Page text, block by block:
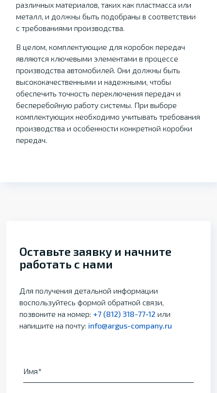
различных материалов, таких как пластмасса или
металл, и должны быть подобраны в соответствии
с требованиями производства.
В целом, комплектующие для коробок передач
являются ключевыми элементами в процессе
производства автомобилей. Они должны быть
высококачественными и надежными, чтобы
обеспечить точность переключения передач и
бесперебойную работу системы. При выборе
комплектующих необходимо учитывать требования
производства и особенности конкретной коробки
передач.
Оставьте заявку и начните
работать с нами
Для получения детальной информации
воспользуйтесь формой обратной связи,
позвоните на номер: +7 (812) 318-77-12 или
напишите на почту: info@argus-company.ru
Имя